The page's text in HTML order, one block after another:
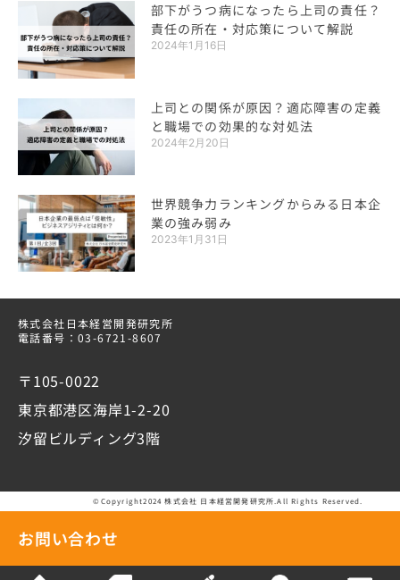
部下がうつ病になったら上司の責任？
責任の所在・対応策について解説
2024年1月16日
上司との関係が原因？適応障害の定義
と職場での効果的な対処法
2024年2月20日
世界競争力ランキングからみる日本企
業の強み弱み
2023年1月31日
株式会社日本経営開発研究所
電話番号：03-6721-8607
〒105-0022
東京都港区海岸1-2-20
汐留ビルディング3階
©Copyright2024 株式会社 日本経営開発研究所.All Rights Reserved.
お問い合わせ